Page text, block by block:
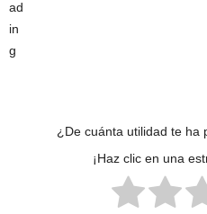
¿De cuánta utilidad te ha
¡Haz clic en una